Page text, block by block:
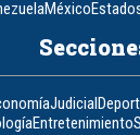
México
Judicial
Entretenimiento